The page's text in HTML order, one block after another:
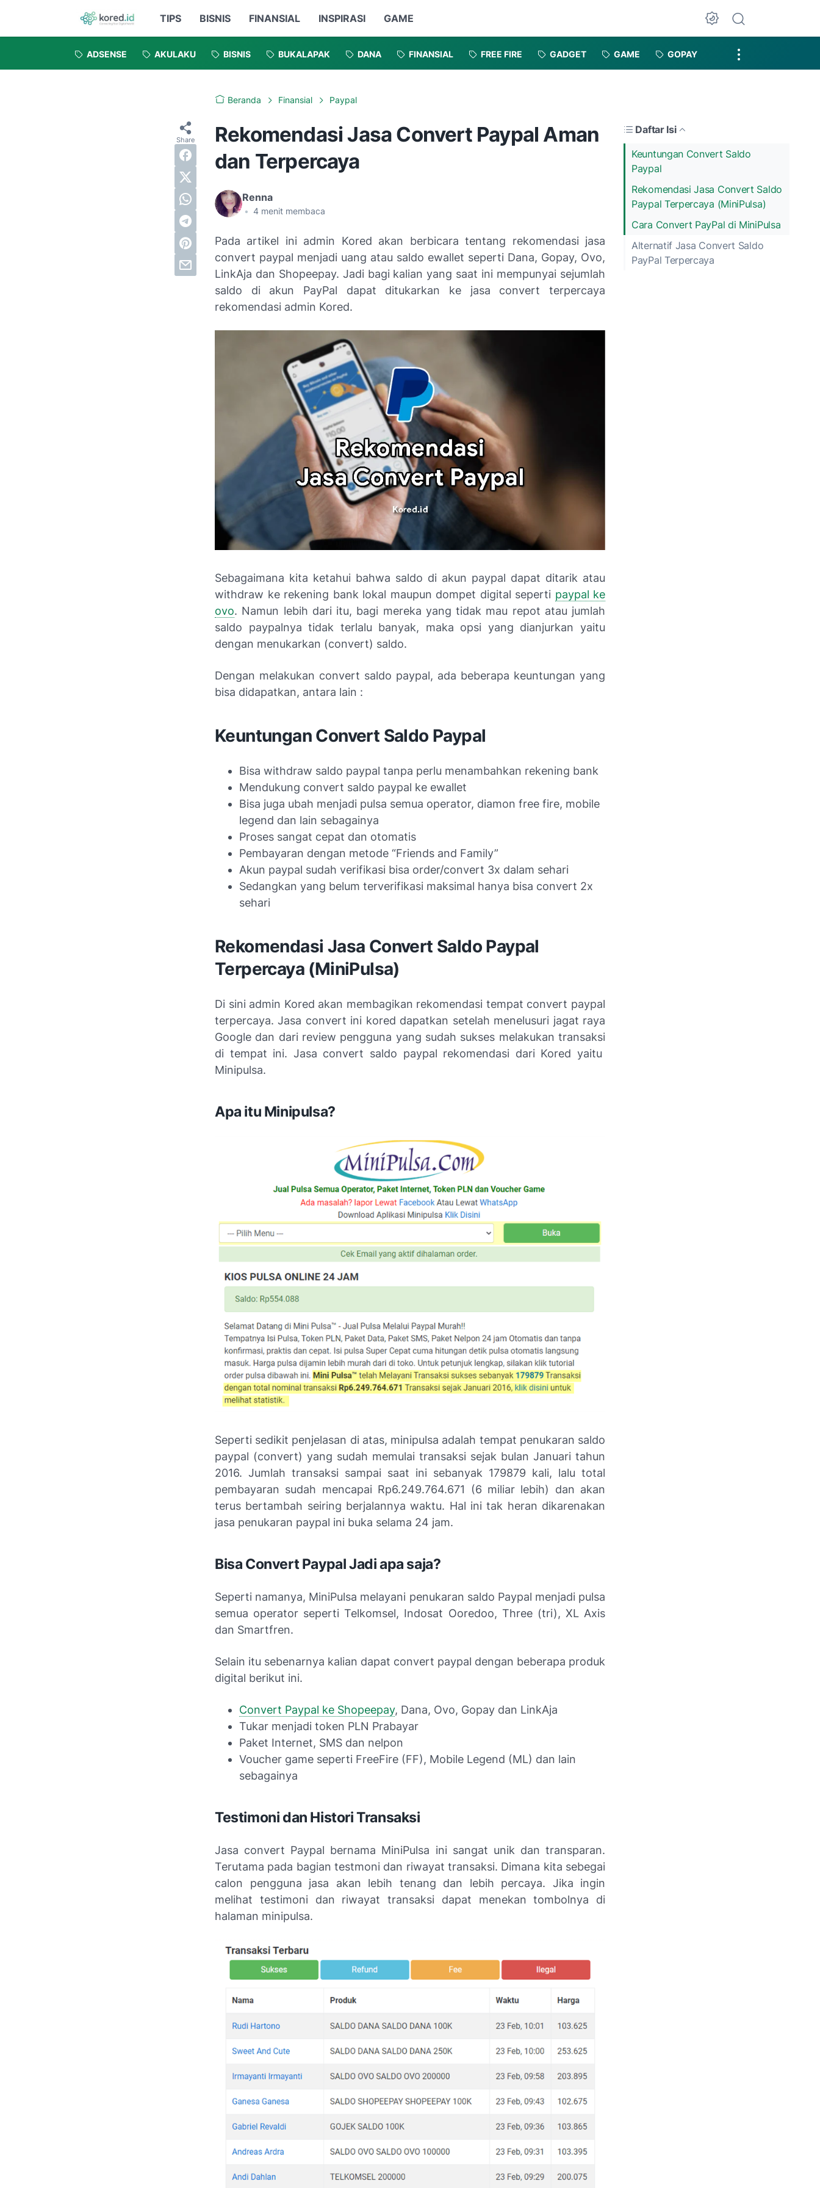
TIPS BISNIS FINANSIAL INSPIRASI GAME
Dark Mode
ADSENSE AKULAKU BISNIS BUKALAPAK DANA FINANSIAL FREE FIRE GADGET GAME GOPAY
Beranda Finansial Paypal
Rekomendasi Jasa Convert Paypal Aman
dan Terpercaya
Renna
• 4 menit membaca
Daftar Isi
Keuntungan Convert Saldo
Paypal
Rekomendasi Jasa Convert Saldo
Paypal Terpercaya (MiniPulsa)
Cara Convert PayPal di MiniPulsa
Alternatif Jasa Convert Saldo
PayPal Terpercaya
Pada artikel ini admin Kored akan berbicara tentang rekomendasi jasa
convert paypal menjadi uang atau saldo ewallet seperti Dana, Gopay, Ovo,
LinkAja dan Shopeepay. Jadi bagi kalian yang saat ini mempunyai sejumlah
saldo di akun PayPal dapat ditukarkan ke jasa convert terpercaya
rekomendasi admin Kored.
Sebagaimana kita ketahui bahwa saldo di akun paypal dapat ditarik atau
withdraw ke rekening bank lokal maupun dompet digital seperti paypal ke
ovo. Namun lebih dari itu, bagi mereka yang tidak mau repot atau jumlah
saldo paypalnya tidak terlalu banyak, maka opsi yang dianjurkan yaitu
dengan menukarkan (convert) saldo.
Dengan melakukan convert saldo paypal, ada beberapa keuntungan yang
bisa didapatkan, antara lain :
Keuntungan Convert Saldo Paypal
Bisa withdraw saldo paypal tanpa perlu menambahkan rekening bank
Mendukung convert saldo paypal ke ewallet
Bisa juga ubah menjadi pulsa semua operator, diamon free fire, mobile
legend dan lain sebagainya
Proses sangat cepat dan otomatis
Pembayaran dengan metode “Friends and Family”
Akun paypal sudah verifikasi bisa order/convert 3x dalam sehari
Sedangkan yang belum terverifikasi maksimal hanya bisa convert 2x
sehari
Rekomendasi Jasa Convert Saldo Paypal
Terpercaya (MiniPulsa)
Di sini admin Kored akan membagikan rekomendasi tempat convert paypal
terpercaya. Jasa convert ini kored dapatkan setelah menelusuri jagat raya
Google dan dari review pengguna yang sudah sukses melakukan transaksi
di tempat ini. Jasa convert saldo paypal rekomendasi dari Kored yaitu
Minipulsa.
Apa itu Minipulsa?
Seperti sedikit penjelasan di atas, minipulsa adalah tempat penukaran saldo
paypal (convert) yang sudah memulai transaksi sejak bulan Januari tahun
2016. Jumlah transaksi sampai saat ini sebanyak 179879 kali, lalu total
pembayaran sudah mencapai Rp6.249.764.671 (6 miliar lebih) dan akan
terus bertambah seiring berjalannya waktu. Hal ini tak heran dikarenakan
jasa penukaran paypal ini buka selama 24 jam.
Bisa Convert Paypal Jadi apa saja?
Seperti namanya, MiniPulsa melayani penukaran saldo Paypal menjadi pulsa
semua operator seperti Telkomsel, Indosat Ooredoo, Three (tri), XL Axis
dan Smartfren.
Selain itu sebenarnya kalian dapat convert paypal dengan beberapa produk
digital berikut ini.
Convert Paypal ke Shopeepay, Dana, Ovo, Gopay dan LinkAja
Tukar menjadi token PLN Prabayar
Paket Internet, SMS dan nelpon
Voucher game seperti FreeFire (FF), Mobile Legend (ML) dan lain
sebagainya
Testimoni dan Histori Transaksi
Jasa convert Paypal bernama MiniPulsa ini sangat unik dan transparan.
Terutama pada bagian testmoni dan riwayat transaksi. Dimana kita sebegai
calon pengguna jasa akan lebih tenang dan lebih percaya. Jika ingin
melihat testimoni dan riwayat transaksi dapat menekan tombolnya di
halaman minipulsa.